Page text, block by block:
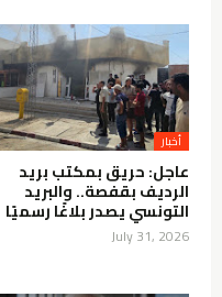
أخبار
عاجل: حريق بمكتب بريد
الرديف بقفصة.. والبريد
التونسي يصدر بلاغًا رسميًا
July 31, 2026